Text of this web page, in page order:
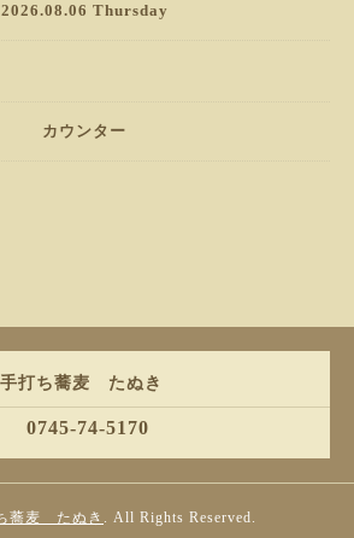
2026.08.06 Thursday
カウンター
手打ち蕎麦 たぬき
0745-74-5170
蕎麦 たぬき . All Rights Reserved.